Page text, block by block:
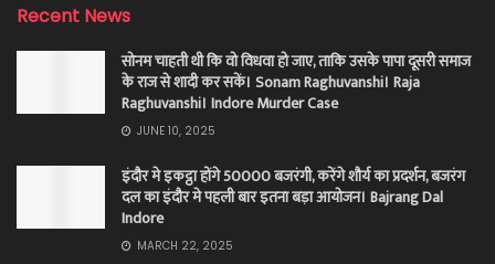
Recent News
सोनम चाहती थी कि वो विधवा हो जाए, ताकि उसके पापा दूसरी समाज
के राज से शादी कर सकें। Sonam Raghuvanshi। Raja
Raghuvanshi। Indore Murder Case
JUNE 10, 2025
इंदौर मे इकट्ठा होंगे 50000 बजरंगी, करेंगे शौर्य का प्रदर्शन, बजरंग
दल का इंदौर मे पहली बार इतना बड़ा आयोजन। Bajrang Dal
Indore
MARCH 22, 2025